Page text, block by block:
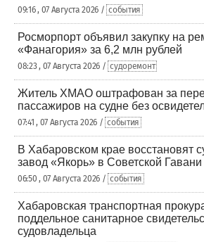
09:16 , 07 Августа 2026 / события
Росморпорт объявил закупку на
«Фанагория» за 6,2 млн рублей
08:23 , 07 Августа 2026 / судоремонт
Житель ХМАО оштрафован за
пассажиров на судне без
07:41 , 07 Августа 2026 / события
В Хабаровском крае восстановят
завод «Якорь» в Советской Гавани
06:50 , 07 Августа 2026 / события
Хабаровская транспортная
поддельное санитарное
судовладельца